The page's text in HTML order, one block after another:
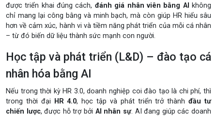
được triển khai đúng cách, đánh giá nhân viên bằng AI không
chỉ mang lại công bằng và minh bạch, mà còn giúp HR hiểu sâu
hơn về cảm xúc, hành vi và tiềm năng phát triển của mỗi cá nhân
– từ đó biến dữ liệu thành sức mạnh con người.
Học tập và phát triển (L&D) – đào tạo cá
nhân hóa bằng AI
Nếu trong thời kỳ HR 3.0, doanh nghiệp coi đào tạo là chi phí, thì
trong thời đại
HR 4.0, học tập và phát triển trở thànhđầu tư
chiến lược, được hỗ trợ bởi AI nhân sự. AI đang giúp các doanh